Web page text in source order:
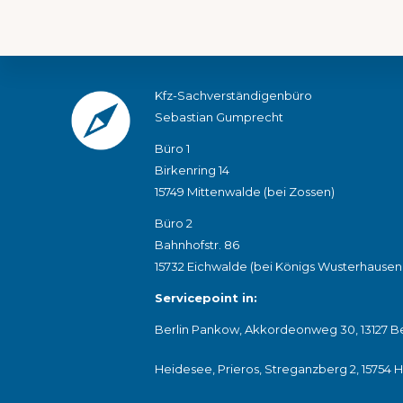
Footer
Kfz-Sachverständigenbüro
Sebastian Gumprecht
Büro 1
Birkenring 14
15749 Mittenwalde (bei Zossen)
Büro 2
Bahnhofstr. 86
15732 Eichwalde (bei Königs Wusterhausen
Servicepoint in:
Berlin Pankow, Akkordeonweg 30, 13127
Heidesee, Prieros, Streganzberg 2, 15754